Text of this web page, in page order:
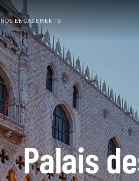
NOS ENGAGEMENTS
Palais